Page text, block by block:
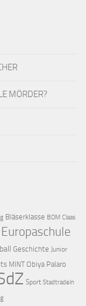
MÖRDER?
Bläserklasse BOM Claas
Europaschule
Geschichte Junior
MINT Obiya Palaro
Sport Stadtradeln